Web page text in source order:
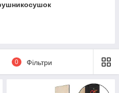
0 Фільтри